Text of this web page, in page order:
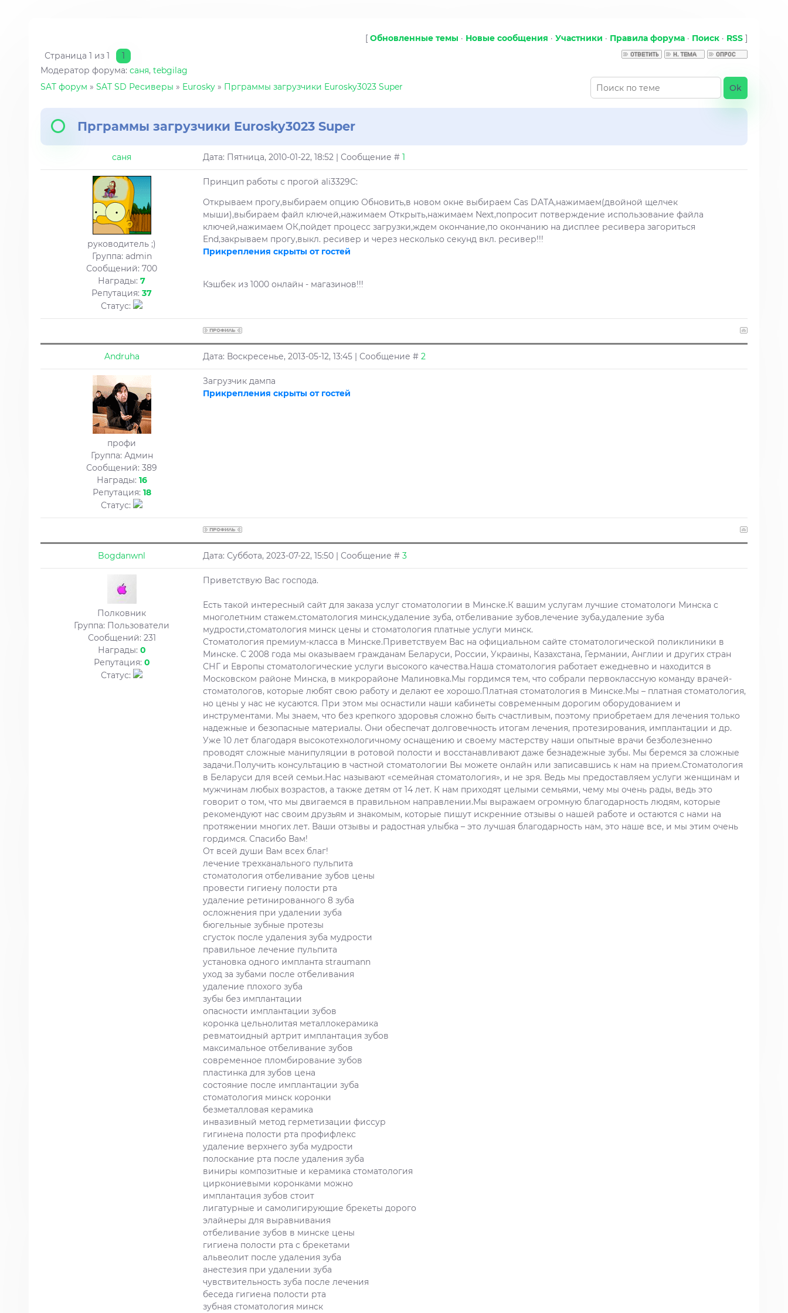
[ Обновленные темы · Новые сообщения · Участники · Правила форума · Поиск · RSS ]
Страница 1 из 1
1
Модератор форума: саня, tebgilag
SAT форум » SAT SD Ресиверы » Eurosky » Прграммы загрузчики Eurosky3023 Super
Прграммы загрузчики Eurosky3023 Super
саня Дата: Пятница, 2010-01-22, 18:52 | Сообщение # 1
руководитель ;)
Группа: admin
Сообщений: 700
Награды: 7
Репутация: 37
Статус:
Принцип работы с прогой ali3329C:
Открываем прогу,выбираем опцию Обновить,в новом окне выбираем Cas DATA,нажимаем(двойной щелчек
мыши),выбираем файл ключей,нажимаем Открыть,нажимаем Next,попросит потверждение использование файла
ключей,нажимаем ОК,пойдет процесс загрузки,ждем окончание,по окончанию на дисплее ресивера загориться
End,закрываем прогу,выкл. ресивер и через несколько секунд вкл. ресивер!!!
Прикрепления скрыты от гостей
Кэшбек из 1000 онлайн - магазинов!!!
Andruha Дата: Воскресенье, 2013-05-12, 13:45 | Сообщение # 2
профи
Группа: Админ
Сообщений: 389
Награды: 16
Репутация: 18
Статус:
Загрузчик дампа
Прикрепления скрыты от гостей
Bogdanwnl Дата: Суббота, 2023-07-22, 15:50 | Сообщение # 3
Полковник
Группа: Пользователи
Сообщений: 231
Награды: 0
Репутация: 0
Статус:
Приветствую Вас господа.
Есть такой интересный сайт для заказа услуг стоматологии в Минске.К вашим услугам лучшие стоматологи Минска с
многолетним стажем.стоматология минск,удаление зуба, отбеливание зубов,лечение зуба,удаление зуба
мудрости,стоматология минск цены и стоматология платные услуги минск.
Стоматология премиум-класса в Минске.Приветствуем Вас на официальном сайте стоматологической поликлиники в
Минске. С 2008 года мы оказываем гражданам Беларуси, России, Украины, Казахстана, Германии, Англии и других стран
СНГ и Европы стоматологические услуги высокого качества.Наша стоматология работает ежедневно и находится в
Московском районе Минска, в микрорайоне Малиновка.Мы гордимся тем, что собрали первоклассную команду врачей-
стоматологов, которые любят свою работу и делают ее хорошо.Платная стоматология в Минске.Мы – платная стоматология,
но цены у нас не кусаются. При этом мы оснастили наши кабинеты современным дорогим оборудованием и
инструментами. Мы знаем, что без крепкого здоровья сложно быть счастливым, поэтому приобретаем для лечения только
надежные и безопасные материалы. Они обеспечат долговечность итогам лечения, протезирования, имплантации и др.
Уже 10 лет благодаря высокотехнологичному оснащению и своему мастерству наши опытные врачи безболезненно
проводят сложные манипуляции в ротовой полости и восстанавливают даже безнадежные зубы. Мы беремся за сложные
задачи.Получить консультацию в частной стоматологии Вы можете онлайн или записавшись к нам на прием.Стоматология
в Беларуси для всей семьи.Нас называют «семейная стоматология», и не зря. Ведь мы предоставляем услуги женщинам и
мужчинам любых возрастов, а также детям от 14 лет. К нам приходят целыми семьями, чему мы очень рады, ведь это
говорит о том, что мы двигаемся в правильном направлении.Мы выражаем огромную благодарность людям, которые
рекомендуют нас своим друзьям и знакомым, которые пишут искренние отзывы о нашей работе и остаются с нами на
протяжении многих лет. Ваши отзывы и радостная улыбка – это лучшая благодарность нам, это наше все, и мы этим очень
гордимся. Спасибо Вам!
От всей души Вам всех благ!
лечение трехканального пульпита
стоматология отбеливание зубов цены
провести гигиену полости рта
удаление ретинированного 8 зуба
осложнения при удалении зуба
бюгельные зубные протезы
сгусток после удаления зуба мудрости
правильное лечение пульпита
установка одного импланта straumann
уход за зубами после отбеливания
удаление плохого зуба
зубы без имплантации
опасности имплантации зубов
коронка цельнолитая металлокерамика
ревматоидный артрит имплантация зубов
максимальное отбеливание зубов
современное пломбирование зубов
пластинка для зубов цена
состояние после имплантации зуба
стоматология минск коронки
безметалловая керамика
инвазивный метод герметизации фиссур
гигинена полости рта профифлекс
удаление верхнего зуба мудрости
полоскание рта после удаления зуба
виниры композитные и керамика стоматология
циркониевыми коронками можно
имплантация зубов стоит
лигатурные и самолигирующие брекеты дорого
элайнеры для выравнивания
отбеливание зубов в минске цены
гигиена полости рта с брекетами
альвеолит после удаления зуба
анестезия при удалении зуба
чувствительность зуба после лечения
беседа гигиена полости рта
зубная стоматология минск